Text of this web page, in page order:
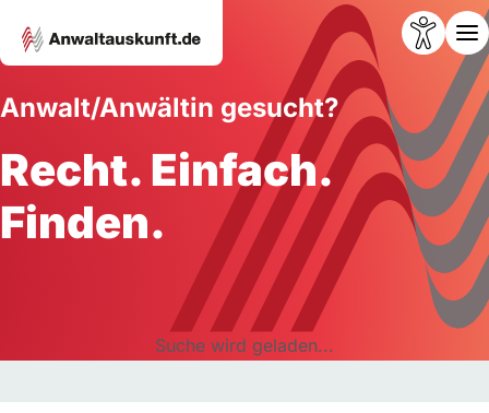
Anwalt/Anwältin gesucht?
Recht. Einfach.
Finden.
Suche wird geladen...